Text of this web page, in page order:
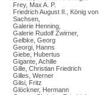
Frey, Max A. P.
Friedrich August II., König von
Sachsen,
Galerie Henning,
Galerie Rudolf Zwirner,
Gelbke, Georg
Georgi, Hanns
Giebe, Hubertus
Gigante, Achille
Gille, Christian Friedrich
Gilles, Werner
Gilsi, Fritz
Glöckner, Hermann